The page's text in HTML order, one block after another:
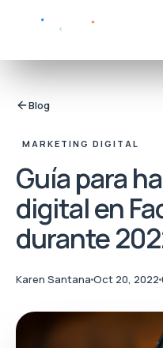
Blog
MARKETING DIGITAL
Guía para
digital en
durante
Karen Santana Oct 20, 2022